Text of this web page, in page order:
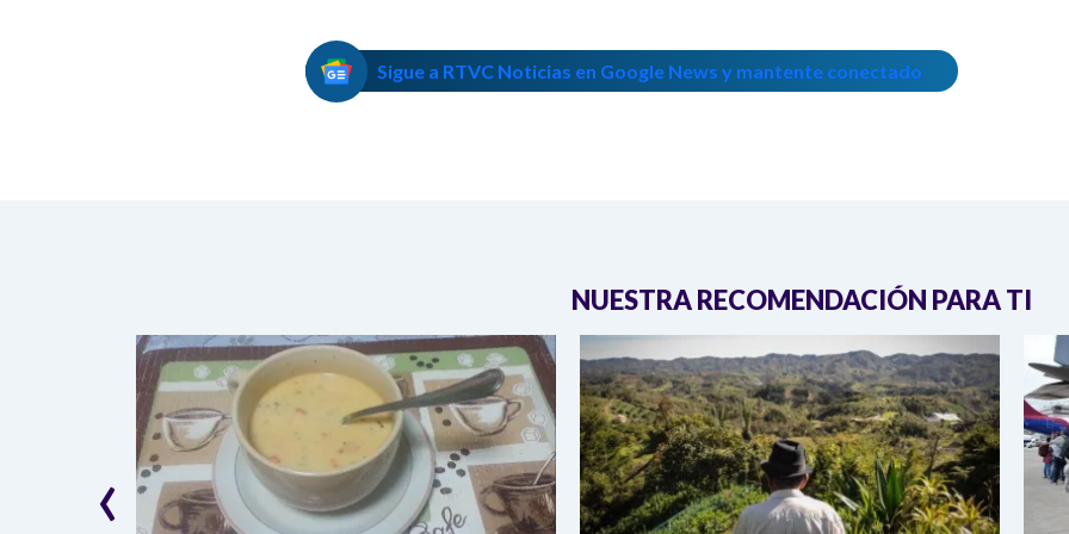
Sigue a RTVC Noticias en Google News y mantente conectado
NUESTRA RECOMENDACIÓN PARA TI
‹